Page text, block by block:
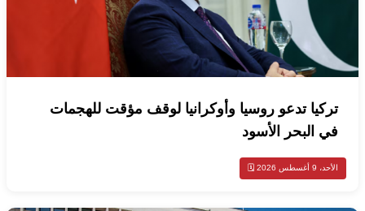
تركيا تدعو روسيا وأوكرانيا لوقف مؤقت للهجمات
في البحر الأسود
الأحد، 9 أغسطس 2026 🗓️